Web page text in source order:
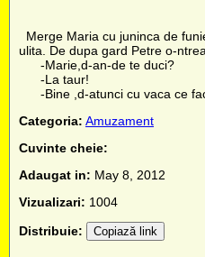
Merge Maria cu juninca de
ulita. De dupa gard Petre o-
-Marie,d-an-de te duci?
-La taur!
-Bine ,d-atunci cu vaca ce
Categoria: Amuzament
Cuvinte cheie:
Adaugat in: May 8, 2012
Vizualizari: 1004
Distribuie:
Copiază link